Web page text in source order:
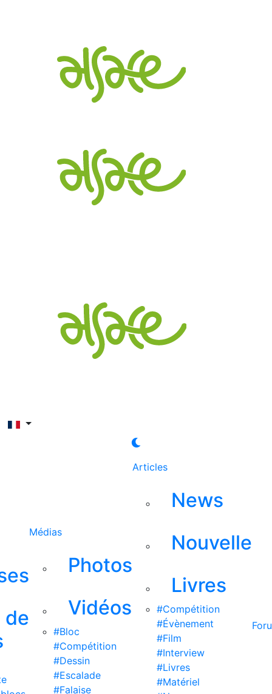
de
Médias
Photos
Vidéos
#Bloc
#Compétition
#Dessin
#Escalade
#Falaise
Articles
News
Nouvelle
Livres
#Compétition
#Évènement
#Film
#Interview
#Livres
#Matériel